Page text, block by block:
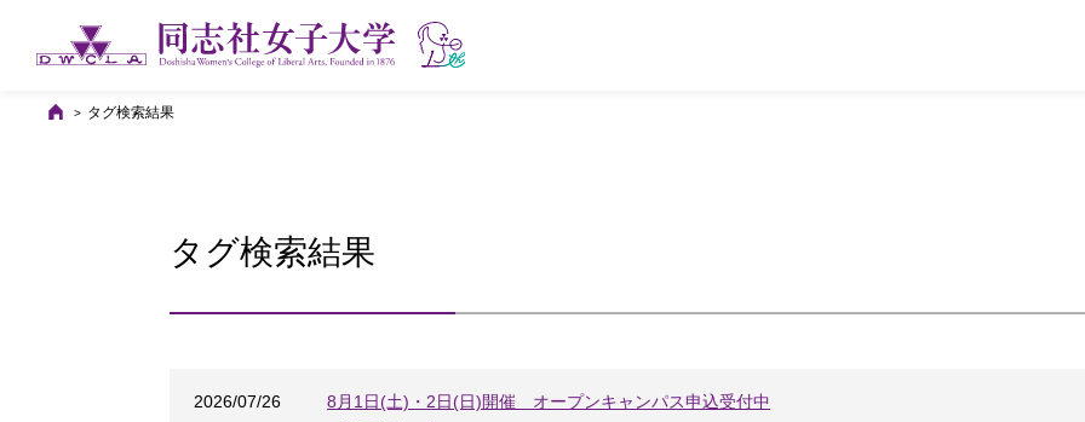
タグ検索結果
タグ検索結果
2026/07/26
8月1日(土)・2日(日)開催 オープンキャンパス申込受付中